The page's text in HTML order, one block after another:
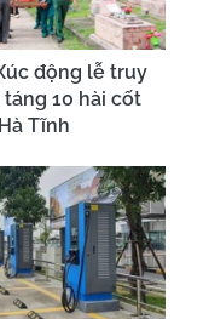
động lễ truy
táng 10 hài cốt
Tĩnh